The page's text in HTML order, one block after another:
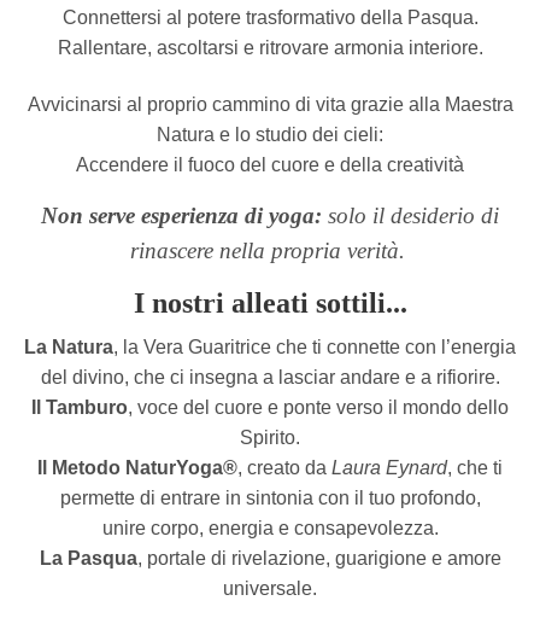
Connettersi al potere trasformativo della Pasqua.
Rallentare, ascoltarsi e ritrovare armonia interiore.
Avvicinarsi al proprio cammino di vita grazie alla Maestra
Natura e lo studio dei cieli:
Accendere il fuoco del cuore e della creatività
Non serve esperienza di yoga: solo il desiderio di
rinascere nella propria verità.
I nostri alleati sottili...
La Natura, la Vera Guaritrice che ti connette con l’energia
del divino, che ci insegna a lasciar andare e a rifiorire.
Il Tamburo, voce del cuore e ponte verso il mondo dello
Spirito.
Il Metodo NaturYoga®, creato da Laura Eynard, che ti
permette di entrare in sintonia con il tuo profondo,
unire corpo, energia e consapevolezza.
La Pasqua, portale di rivelazione, guarigione e amore
universale.